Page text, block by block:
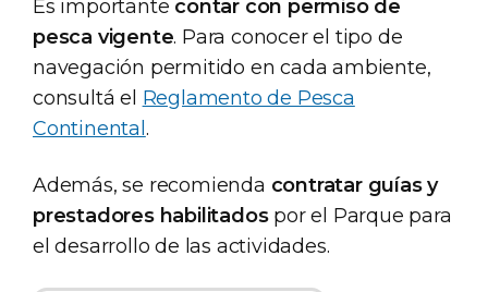
Es importante contar con permiso de
pesca vigente. Para conocer el tipo de
navegación permitido en cada ambiente,
consultá el Reglamento de Pesca
Continental.
Además, se recomienda contratar guías y
prestadores habilitadospor el Parque para
el desarrollo de las actividades.